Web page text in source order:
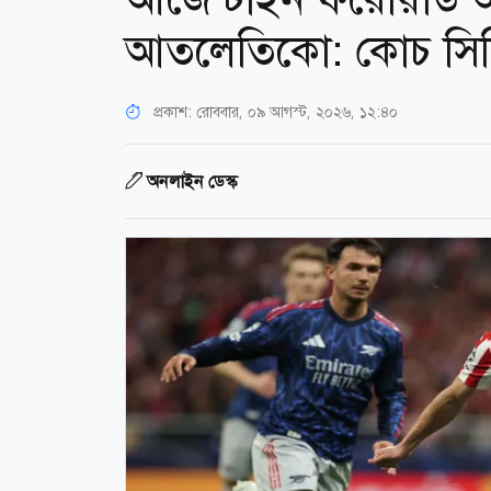
আতলেতিকো: কোচ
প্রকাশ: রোববার, ০৯ আগস্ট, ২০২৬, ১২:৪০
অনলাইন ডেস্ক